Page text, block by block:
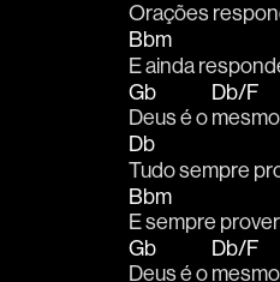
Orações
Bbm
E ainda
Gb
Deus é o
Db/F
Db
Tudo sempre
Bbm
E sempre
Gb
Deus é o
Db/F